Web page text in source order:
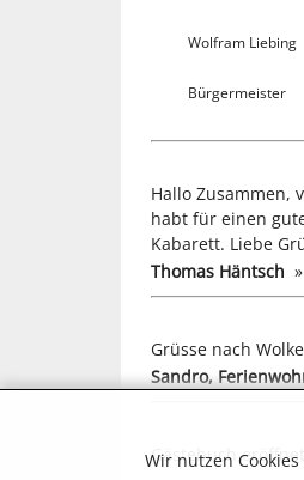
Wir nutzen
Wolfram Liebing
Bürgermeister
Hallo Zusammen,
habt für einen
Kabarett. Liebe
Thomas Häntsch »
Grüsse nach
Sandro,
Gästebuch eröffnet